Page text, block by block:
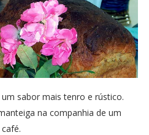
sabor mais tenro e rústico.
na companhia de um
café.